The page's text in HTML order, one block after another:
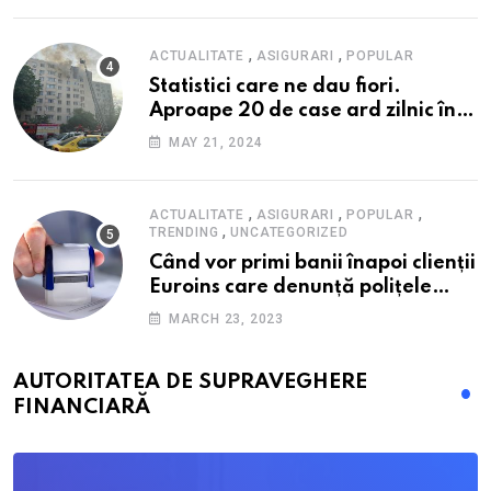
ACTUALITATE , ASIGURARI ,POPULAR
Statistici care ne dau fiori.
Aproape 20 de case ard zilnic în
România, iar pagubele au
nici 40 de lei pe lună
MAY 21, 2024
ACTUALITATE , ASIGURARI ,POPULAR ,
TRENDING ,UNCATEGORIZED
Când vor primi banii înapoi clienții
Euroins care denunță polițele
RCA? Toți pașii și toate termenele
MARCH 23, 2023
AUTORITATEA DE SUPRAVEGHERE
FINANCIARĂ